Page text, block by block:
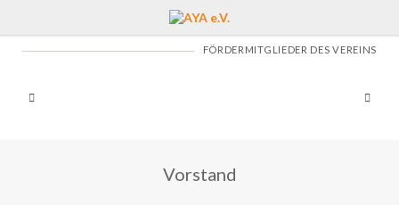
FÖRDERMITGLIEDER DES VEREINS
Vorstand